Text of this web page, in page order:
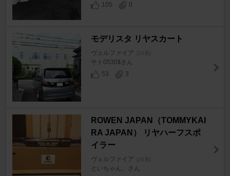
105
0
モデリスタ リヤスカート
ヴェルファイア [20系]
サト0530Ⅱさん
53
3
ROWEN JAPAN（TOMMYKAI
RA JAPAN） リヤハーフスポ
イラー
ヴェルファイア [20系]
といちゃん。さん